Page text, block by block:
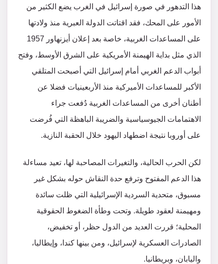
هذا التدهور في صورة إسرائيل في الغرب يضع الكثير من
الأمور على المحك، فقد اقتاتت الدولة العبرية منذ ولادتها
على المساعدات الغربية، خاصة بعد إعلان أيزنهاور 1957
الذي مثل بداية الهيمنة الأمريكية على الشرق الأوسط، وفتح
أبواب الدعم الغربي أمام إسرائيل التي أصبحت المتلقي
الأكبر للمساعدات الأميركية منذ الأربعينيات فضلا عن
أطنان أخرى من المساعدات الغربية دُفعت جراء
الاهتمامات الجيوسياسية والضريبة الباهظة التي فُرضت
على أوروبا نتيجة اضطهاد اليهود خلال الحقبة النازية.
لكن الحرب الحالية، والتغيرات المصاحبة لها، تعيد مساءلة
هذا الدعم المفتوح وترفع حدة النقاش حوله بشكل غير
مسبوق، متحدية السردية الإسرائيلية التي ظلت سائدة
ومهيمنة لعقود طويلة. وتحت وطأة الضغوط الحقوقية
المحلية؛ قررت العديد من الدول حظر، أو تخفيض،
الصادرات العسكرية لإسرائيل، ومن بينها كندا، وإيطاليا،
واليابان، وبريطانيا.